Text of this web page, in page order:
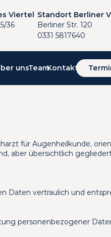
Viertel
36
Standort Berliner
Berliner Str. 120
0331 5817640
unsTeamKontakt
für Augenheilkunde,
aber übersichtlich
Daten vertraulich und
personenbezogener